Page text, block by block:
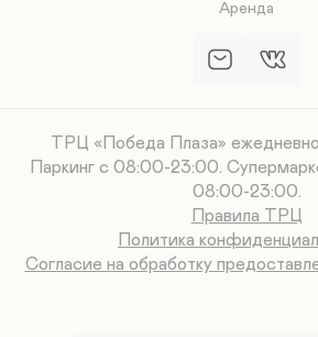
Аренда
ТРЦ «Победа Плаза»
Паркинг с 08:00-23:00.
08:00-23:00.
Правила ТРЦ
Политика
Согласие на обработку